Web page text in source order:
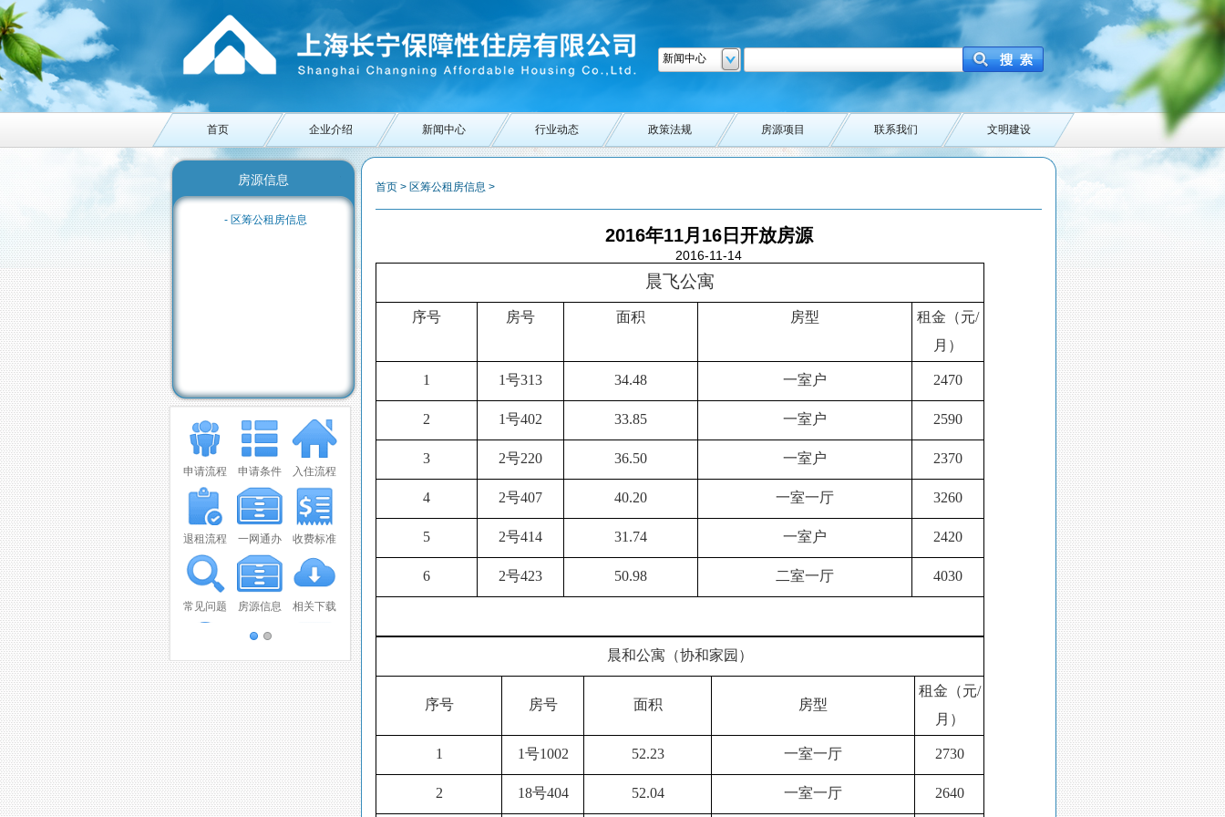
新闻中心
首页 企业介绍 新闻中心 行业动态 政策法规 房源项目 联系我们 文明建设
房源信息
- 区筹公租房信息
申请流程 申请条件 入住流程
退租流程 一网通办 收费标准
常见问题 房源信息 相关下载
联系我们 视频播放 报纸新闻
OA系统 意见建议
首页 > 区筹公租房信息 >
2016年11月16日开放房源
2016-11-14
晨飞公寓
序号 房号 面积 房型
租金（元/
月）
1 1号313 34.48 一室户 2470
2 1号402 33.85 一室户 2590
3 2号220 36.50 一室户 2370
4 2号407 40.20 一室一厅 3260
5 2号414 31.74 一室户 2420
6 2号423 50.98 二室一厅 4030
晨和公寓（协和家园）
序号 房号 面积 房型
租金（元/
月）
1 1号1002 52.23 一室一厅 2730
2 18号404 52.04 一室一厅 2640